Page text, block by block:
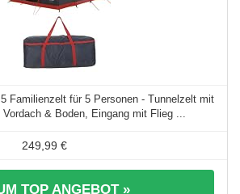
Familienzelt für 5 Personen - Tunnelzelt mit
& Boden, Eingang mit Flieg ...
249,99 €
TOP ANGEBOT »